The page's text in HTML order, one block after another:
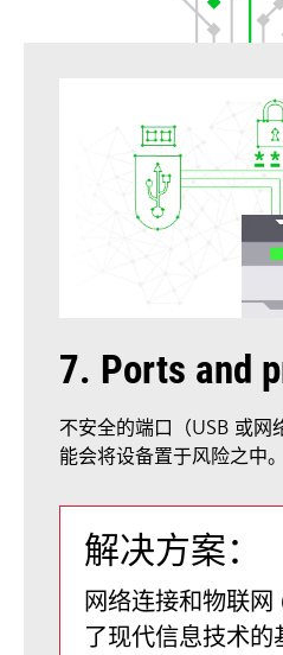
7. Ports and
不安全的端口（USB 或网
能会将设备置于风险之中。
解决方案：
网络连接和物联
了现代信息技术